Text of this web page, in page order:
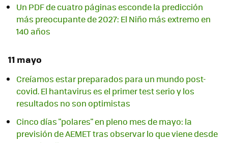
Un PDF de cuatro páginas esconde la predicción
más preocupante de 2027: El Niño más extremo en
140 años
11 mayo
Creíamos estar preparados para un mundo post-
covid. El hantavirus es el primer test serio y los
resultados no son optimistas
Cinco días "polares" en pleno mes de mayo: la
previsión de AEMET tras observar lo que viene desde